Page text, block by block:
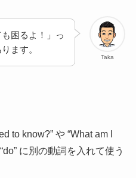
Taka
も困るよ！」っ
ます。
to know?” や “What am I
に別の動詞を入れて使う